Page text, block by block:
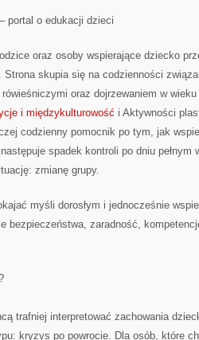
portal o edukacji dzieci
oraz osoby wspierające dziecko
Strona skupia się na codzienności
oraz dojrzewaniem w
i międzykulturowość i Aktywności
codzienny pomocnik po tym, jak
spadek kontroli po dniu pełnym
zmianę grupy.
myśli dorosłym i jednocześnie
bezpieczeństwa, zaradność,
trafniej interpretować zachowania
kryzys po powrocie. Dla osób, które